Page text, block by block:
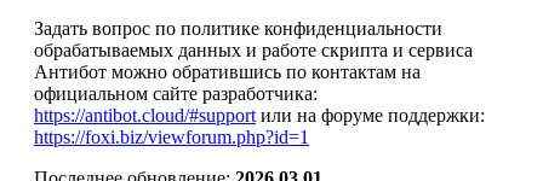
Задать вопрос по политике конфиденциальности
обрабатываемых данных и работе скрипта и сервиса
Антибот можно обратившись по контактам на
официальном сайте разработчика:
https://antibot.cloud/#support или на форуме поддержки:
https://foxi.biz/viewforum.php?id=1